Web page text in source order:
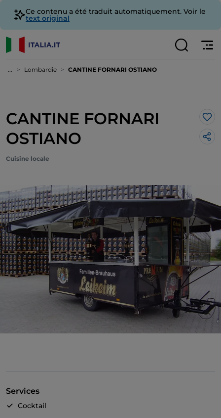
Ce contenu a été traduit automatiquement. Voir le
text original
... Lombardie CANTINE FORNARI OSTIANO
CANTINE FORNARI
OSTIANO
Cuisine locale
Services
Cocktail